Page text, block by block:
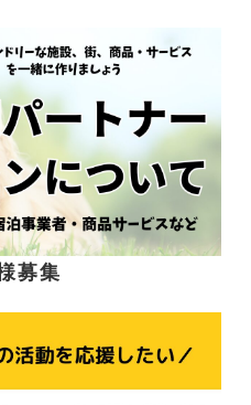
募集